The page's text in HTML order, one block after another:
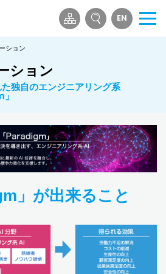
EN
メ
ション
ション
独自のエンジニアリング系
」が出来ること